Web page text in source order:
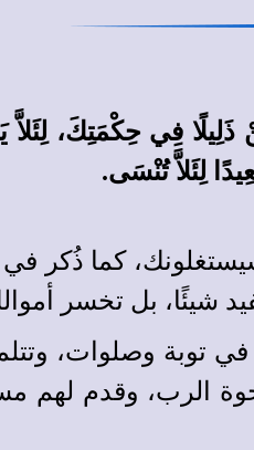
كما ذُكر
شيئًا، بل تخسر
توبة وصلوات،
الرب، وقدم لهم